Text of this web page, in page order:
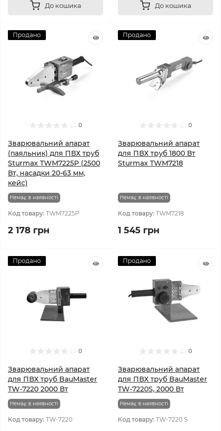
До кошика До кошика
Продано
0
Зварювальний апарат
(паяльник) для ПВХ труб
Sturmax TWM7225P (2500
Вт, насадки 20-63 мм,
кейс)
Немає в наявності
Код товару: TWM7225P
2 178 грн
Продано
0
Зварювальний апарат
для ПВХ труб 1800 Вт
Sturmax TWM7218
Немає в наявності
Код товару: TWM7218
1 545 грн
Продано
0
Зварювальний апарат
для ПВХ труб BauMaster
TW-7220 2000 Вт
Немає в наявності
Код товару: TW-7220
Продано
0
Зварювальний апарат
для ПВХ труб BauMaster
TW-7220S, 2000 Вт
Немає в наявності
Код товару: TW-7220 S